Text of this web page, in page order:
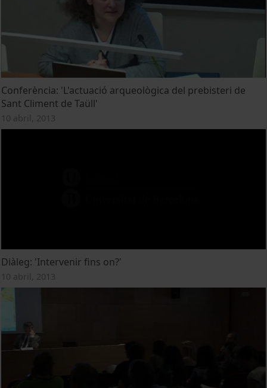
Conferència: 'L'actuació arqueològica del prebisteri de
Sant Climent de Taüll'
10 abril, 2013
Diàleg: 'Intervenir fins on?'
10 abril, 2013